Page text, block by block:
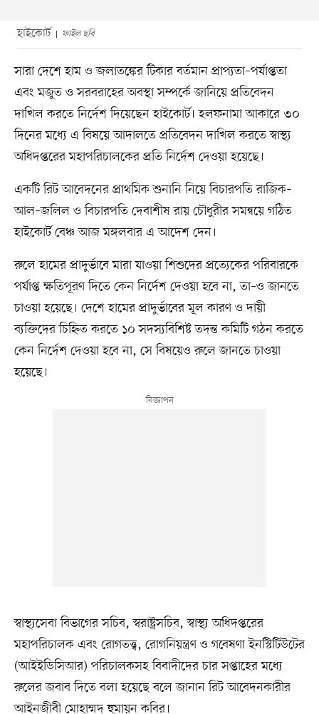
হাইকোর্ট ফাইল ছবি
সারা দেশে হাম ও জলাতঙ্কের টিকার বর্তমান প্রাপ্যতা–পর্যাপ্ততা
এবং মজুত ও সরবরাহের অবস্থা সম্পর্কে জানিয়ে প্রতিবেদন
দাখিল করতে নির্দেশ দিয়েছেন হাইকোর্ট। হলফনামা আকারে ৩০
দিনের মধ্যে এ বিষয়ে আদালতে প্রতিবেদন দাখিল করতে স্বাস্থ্য
অধিদপ্তরের মহাপরিচালকের প্রতি নির্দেশ দেওয়া হয়েছে।
একটি রিট আবেদনের প্রাথমিক শুনানি নিয়ে বিচারপতি রাজিক–
আল–জলিল ও বিচারপতি দেবাশীষ রায় চৌধুরীর সমন্বয়ে গঠিত
হাইকোর্ট বেঞ্চ আজ মঙ্গলবার এ আদেশ দেন।
রুলে হামের প্রাদুর্ভাবে মারা যাওয়া শিশুদের প্রত্যেকের পরিবারকে
পর্যাপ্ত ক্ষতিপূরণ দিতে কেন নির্দেশ দেওয়া হবে না, তা–ও জানতে
চাওয়া হয়েছে। দেশে হামের প্রাদুর্ভাবের মূল কারণ ও দায়ী
ব্যক্তিদের চিহ্নিত করতে ১০ সদস্যবিশিষ্ট তদন্ত কমিটি গঠন করতে
কেন নির্দেশ দেওয়া হবে না, সে বিষয়েও রুলে জানতে চাওয়া
হয়েছে।
স্বাস্থ্যসেবা বিভাগের সচিব, স্বরাষ্ট্রসচিব, স্বাস্থ্য অধিদপ্তরের
মহাপরিচালক এবং রোগতত্ত্ব, রোগনিয়ন্ত্রণ ও গবেষণা ইনস্টিটিউটের
(আইইডিসিআর) পরিচালকসহ বিবাদীদের চার সপ্তাহের মধ্যে
রুলের জবাব দিতে বলা হয়েছে বলে জানান রিট আবেদনকারীর
আইনজীবী মোহাম্মদ হুমায়ন কবির।